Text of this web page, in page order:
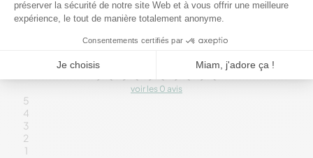
0
voir les 0 avis
5
4
3
2
1